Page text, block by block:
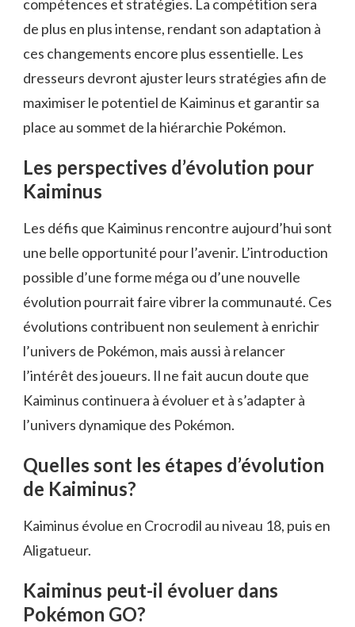
compétences et stratégies. La compétition sera
de plus en plus intense, rendant son adaptation à
ces changements encore plus essentielle. Les
dresseurs devront ajuster leurs stratégies afin de
maximiser le potentiel de Kaiminus et garantir sa
place au sommet de la hiérarchie Pokémon.
Les perspectives d’évolution pour
Kaiminus
Les défis que Kaiminus rencontre aujourd’hui sont
une belle opportunité pour l’avenir. L’introduction
possible d’une forme méga ou d’une nouvelle
évolution pourrait faire vibrer la communauté. Ces
évolutions contribuent non seulement à enrichir
l’univers de Pokémon, mais aussi à relancer
l’intérêt des joueurs. Il ne fait aucun doute que
Kaiminus continuera à évoluer et à s’adapter à
l’univers dynamique des Pokémon.
Quelles sont les étapes d’évolution
de Kaiminus?
Kaiminus évolue en Crocrodil au niveau 18, puis en
Aligatueur.
Kaiminus peut-il évoluer dans
Pokémon GO?